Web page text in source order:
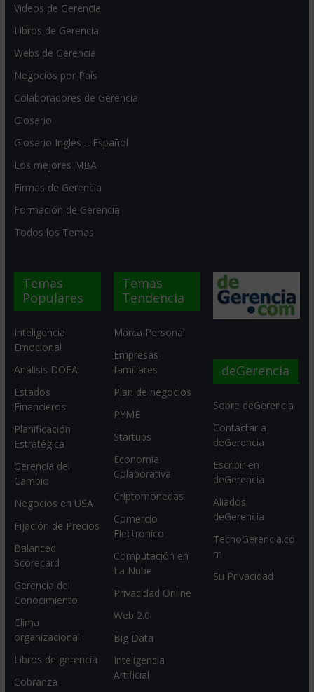
Videos de Gerencia
Libros de Gerencia
Webs de Gerencia
Negocios por País
Colaboradores de Gerencia
Glosario
Glosario Inglés – Español
Los mejores MBA
Firmas de Gerencia
Formación de Gerencia
Todos los Temas
Temas
Populares
Inteligencia
Emocional
Análisis DOFA
Estados
Financieros
Planificación
Estratégica
Gerencia del
Cambio
Negocios en USA
Fijación de Precios
Balanced
Scorecard
Gerencia del
Conocimiento
Clima
organizacional
Libros de gerencia
Cobranza
Temas
Tendencia
Marca Personal
Empresas
familiares
Plan de negocios
PYME
Startups
Economia
Colaborativa
Criptomonedas
Comercio
Electrónico
Computación en
La Nube
Privacidad Online
Web 2.0
Big Data
Inteligencia
Artificial
deGerencia
Sobre deGerencia
Contactar a
deGerencia
Escribir en
deGerencia
Aliados
deGerencia
TecnoGerencia.co
m
Su Privacidad